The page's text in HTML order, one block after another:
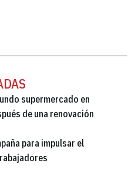
supermercado en
de una renovación
para impulsar el